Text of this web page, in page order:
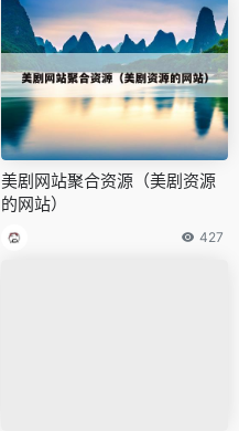
美剧网站聚合资源（美剧资源
的网站）
427